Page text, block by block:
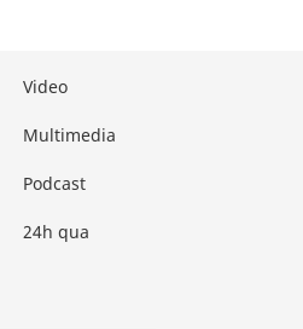
Video
Multimedia
Podcast
24h qua